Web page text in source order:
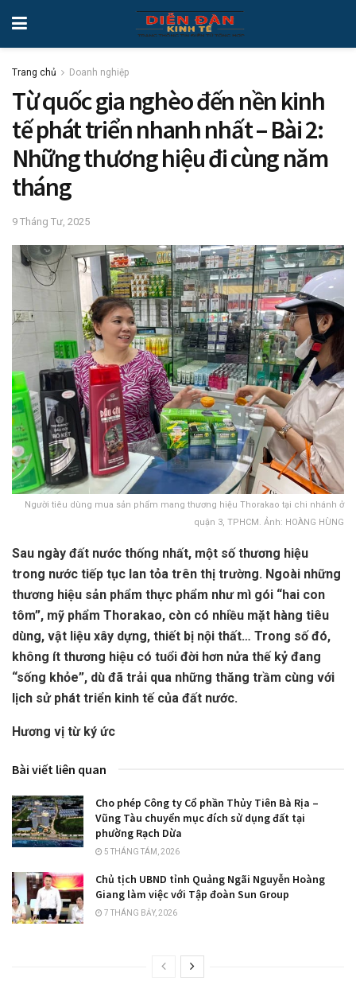
Trang chủ Doanh nghiệp
Từ quốc gia nghèo đến nền kinh
tế phát triển nhanh nhất – Bài 2:
Những thương hiệu đi cùng năm
tháng
9 Tháng Tư, 2025
Người tiêu dùng mua sản phẩm mang thương hiệu Thorakao tại chi nhánh ở
quận 3, TPHCM. Ảnh: HOÀNG HÙNG
Sau ngày đất nước thống nhất, một số thương hiệu
trong nước tiếp tục lan tỏa trên thị trường. Ngoài những
thương hiệu sản phẩm thực phẩm như mì gói “hai con
tôm”, mỹ phẩm Thorakao, còn có nhiều mặt hàng tiêu
dùng, vật liệu xây dựng, thiết bị nội thất… Trong số đó,
không ít thương hiệu có tuổi đời hơn nửa thế kỷ đang
“sống khỏe”, dù đã trải qua những thăng trầm cùng với
lịch sử phát triển kinh tế của đất nước.
Hương vị từ ký ức
Bài viết liên quan
Cho phép Công ty Cổ phần Thủy Tiên Bà Rịa –
Vũng Tàu chuyển mục đích sử dụng đất tại
phường Rạch Dừa
5 THÁNG TÁM, 2026
Chủ tịch UBND tỉnh Quảng Ngãi Nguyễn Hoàng
Giang làm việc với Tập đoàn Sun Group
7 THÁNG BẢY, 2026